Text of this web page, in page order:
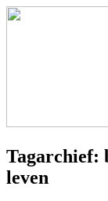
Tagarchief:
leven